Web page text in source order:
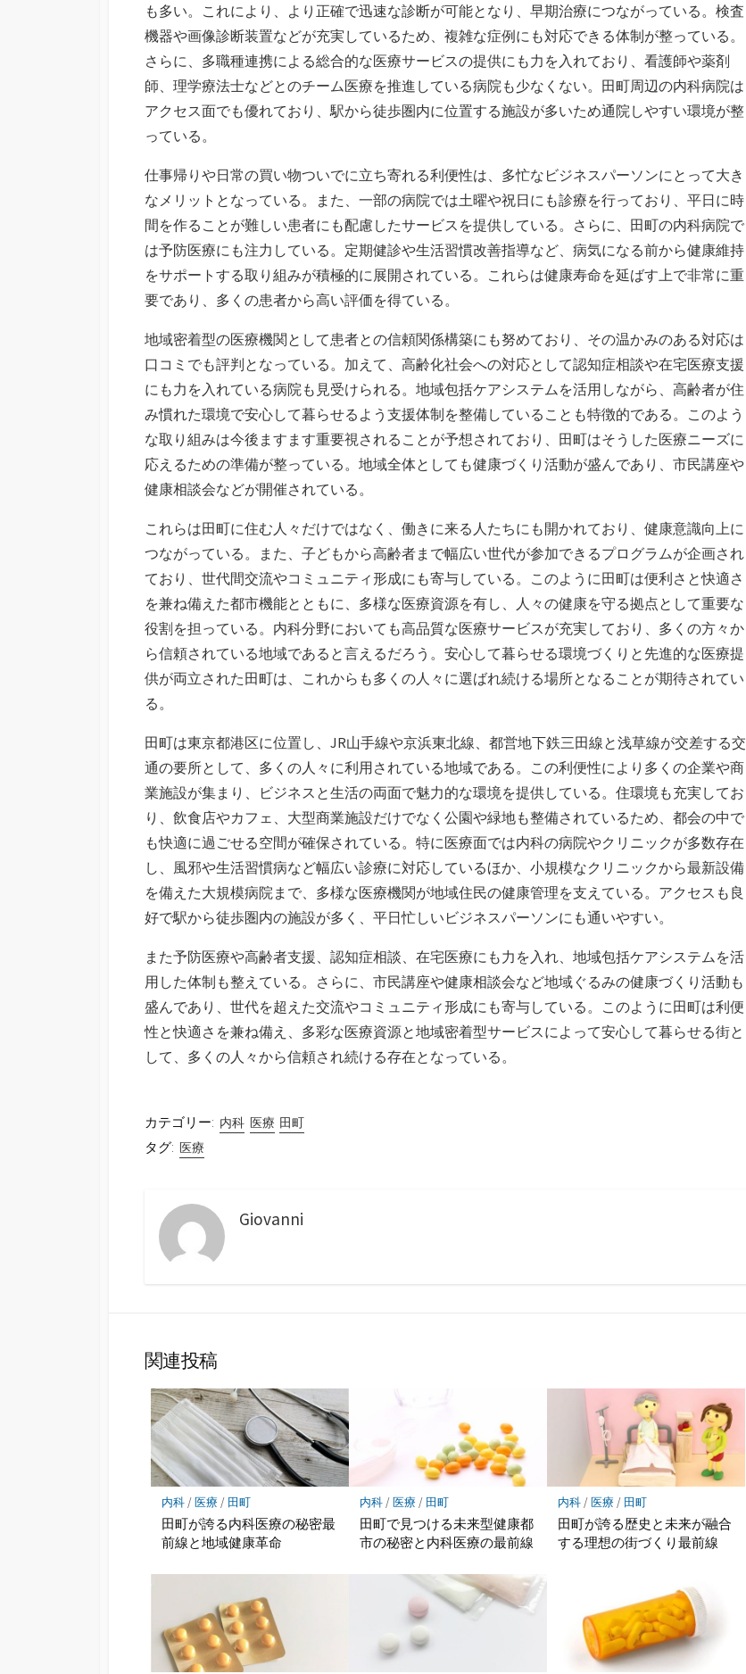
も多い。これにより、より正確で迅速な診断が可能となり、早期治療につながっている。検査
機器や画像診断装置などが充実しているため、複雑な症例にも対応できる体制が整っている。
さらに、多職種連携による総合的な医療サービスの提供にも力を入れており、看護師や薬剤
師、理学療法士などとのチーム医療を推進している病院も少なくない。田町周辺の内科病院は
アクセス面でも優れており、駅から徒歩圏内に位置する施設が多いため通院しやすい環境が整
っている。
仕事帰りや日常の買い物ついでに立ち寄れる利便性は、多忙なビジネスパーソンにとって大き
なメリットとなっている。また、一部の病院では土曜や祝日にも診療を行っており、平日に時
間を作ることが難しい患者にも配慮したサービスを提供している。さらに、田町の内科病院で
は予防医療にも注力している。定期健診や生活習慣改善指導など、病気になる前から健康維持
をサポートする取り組みが積極的に展開されている。これらは健康寿命を延ばす上で非常に重
要であり、多くの患者から高い評価を得ている。
地域密着型の医療機関として患者との信頼関係構築にも努めており、その温かみのある対応は
口コミでも評判となっている。加えて、高齢化社会への対応として認知症相談や在宅医療支援
にも力を入れている病院も見受けられる。地域包括ケアシステムを活用しながら、高齢者が住
み慣れた環境で安心して暮らせるよう支援体制を整備していることも特徴的である。このよう
な取り組みは今後ますます重要視されることが予想されており、田町はそうした医療ニーズに
応えるための準備が整っている。地域全体としても健康づくり活動が盛んであり、市民講座や
健康相談会などが開催されている。
これらは田町に住む人々だけではなく、働きに来る人たちにも開かれており、健康意識向上に
つながっている。また、子どもから高齢者まで幅広い世代が参加できるプログラムが企画され
ており、世代間交流やコミュニティ形成にも寄与している。このように田町は便利さと快適さ
を兼ね備えた都市機能とともに、多様な医療資源を有し、人々の健康を守る拠点として重要な
役割を担っている。内科分野においても高品質な医療サービスが充実しており、多くの方々か
ら信頼されている地域であると言えるだろう。安心して暮らせる環境づくりと先進的な医療提
供が両立された田町は、これからも多くの人々に選ばれ続ける場所となることが期待されてい
る。
田町は東京都港区に位置し、JR山手線や京浜東北線、都営地下鉄三田線と浅草線が交差する交
通の要所として、多くの人々に利用されている地域である。この利便性により多くの企業や商
業施設が集まり、ビジネスと生活の両面で魅力的な環境を提供している。住環境も充実してお
り、飲食店やカフェ、大型商業施設だけでなく公園や緑地も整備されているため、都会の中で
も快適に過ごせる空間が確保されている。特に医療面では内科の病院やクリニックが多数存在
し、風邪や生活習慣病など幅広い診療に対応しているほか、小規模なクリニックから最新設備
を備えた大規模病院まで、多様な医療機関が地域住民の健康管理を支えている。アクセスも良
好で駅から徒歩圏内の施設が多く、平日忙しいビジネスパーソンにも通いやすい。
また予防医療や高齢者支援、認知症相談、在宅医療にも力を入れ、地域包括ケアシステムを活
用した体制も整えている。さらに、市民講座や健康相談会など地域ぐるみの健康づくり活動も
盛んであり、世代を超えた交流やコミュニティ形成にも寄与している。このように田町は利便
性と快適さを兼ね備え、多彩な医療資源と地域密着型サービスによって安心して暮らせる街と
して、多くの人々から信頼され続ける存在となっている。
カテゴリー: 内科 医療 田町
タグ: 医療
Giovanni
関連投稿
内科/ 医療/ 田町
田町が誇る内科医療の秘密最
前線と地域健康革命
内科/ 医療/ 田町
田町で見つける未来型健康都
市の秘密と内科医療の最前線
内科/ 医療/ 田町
田町が誇る歴史と未来が融合
する理想の街づくり最前線